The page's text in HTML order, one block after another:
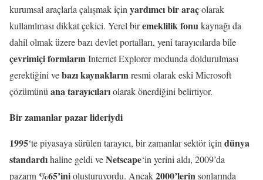
kurumsal araçlarla çalışmak için yardımcı bir araçolarak
kullanılması dikkat çekici. Yerel biremeklilik fonukaynağı da
dahil olmak üzere bazı devlet portalları, yeni tarayıcılarda bile
çevrimiçi formlarınInternet Explorer modunda doldurulması
gerektiğini vebazı kaynaklarınresmi olarak eski Microsoft
çözümünü ana tarayıcılarıolarak önerdiğini belirtiyor.
Bir zamanlar pazar lideriydi
1995‘te piyasaya sürülen tarayıcı, bir zamanlar sektör için dünya
standardıhaline geldi veNetscape‘in yerini aldı, 2009’da
pazarın %65’inioluşturuyordu. Ancak2000’lerinsonlarında